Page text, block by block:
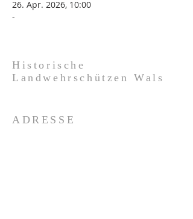
26. Apr. 2026, 10:00
-
Historische
Landwehrschützen Wals
ADRESSE